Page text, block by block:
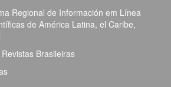
Regional de Información em Línea
de América Latina, el Caribe,
Brasileiras